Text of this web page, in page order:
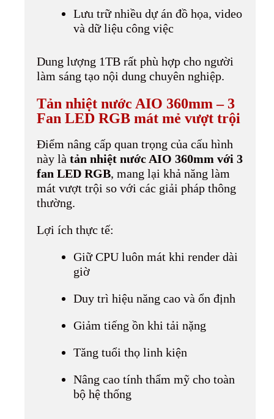
Lưu trữ nhiều dự án đồ họa, video
và dữ liệu công việc
Dung lượng 1TB rất phù hợp cho người
làm sáng tạo nội dung chuyên nghiệp.
Tản nhiệt nước AIO 360mm – 3
Fan LED RGB mát mẻ vượt trội
Điểm nâng cấp quan trọng của cấu hình
này là tản nhiệt nước AIO 360mm với 3
fan LED RGB, mang lại khả năng làm
mát vượt trội so với các giải pháp thông
thường.
Lợi ích thực tế:
Giữ CPU luôn mát khi render dài
giờ
Duy trì hiệu năng cao và ổn định
Giảm tiếng ồn khi tải nặng
Tăng tuổi thọ linh kiện
Nâng cao tính thẩm mỹ cho toàn
bộ hệ thống